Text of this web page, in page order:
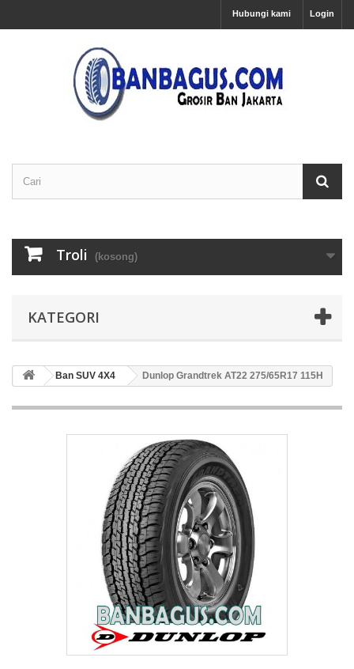
Login
Hubungi kami
Troli (kosong)
KATEGORI
Ban SUV 4X4 Dunlop Grandtrek AT22 275/65R17 115H